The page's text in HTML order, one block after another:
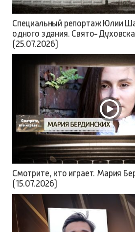
Специальный репортаж Юлии
одного здания. Свято-
(25.07.2026)
Смотрите, кто играет. Мария
(15.07.2026)